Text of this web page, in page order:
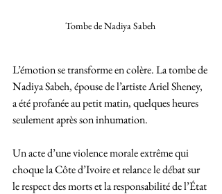
Tombe de Nadiya Sabeh
L’émotion se transforme en colère. La tombe de
Nadiya Sabeh, épouse de l’artiste Ariel Sheney,
a été profanée au petit matin, quelques heures
seulement après son inhumation.
Un acte d’une violence morale extrême qui
choque la Côte d’Ivoire et relance le débat sur
le respect des morts et la responsabilité de l’État